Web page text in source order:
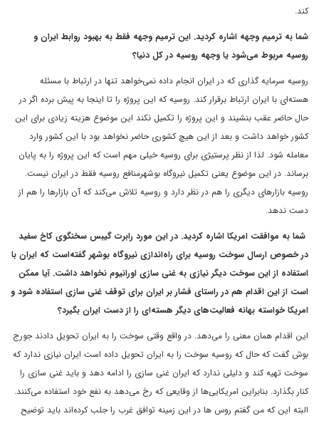
کند.
شما به ترمیم وجهه اشاره کردید. این ترمیم وجهه فقط به بهبود روابط ایران و
روسیه مربوط می‌شود یا وجهه روسیه در کل دنیا؟
روسیه سرمایه گذاری که در ایران انجام داده نمی‌خواهد تنها در ارتباط با مسئله
هسته‌ای با ایران ارتباط برقرار کند. روسیه که این پروژه را تا اینجا به پیش برده اگر در
حال حاضر عقب بنشیند و این پروژه را تکمیل نکند این موضوع هزینه زیادی برای این
کشور خواهد داشت و بعد از این هیچ کشوری حاضر نخواهد بود با این کشور وارد
معامله شود. لذا از نظر پرستیژی برای روسیه خیلی مهم است که این پروژه را به پایان
برساند. در این موضوع یعنی تکمیل نیروگاه بوشهرمنافع روسیه فقط در ایران نیست.
روسیه بازارهای دیگری را هم در نظر دارد و روسیه تلاش می‌کند که آن بازارها را هم از
دست ندهد.
شما به موافقت امریکا اشاره کردید. در این مورد رابرت گیبس سخنگوی کاخ سفید
در خصوص ارسال سوخت روسیه برای راه‌اندازی نیروگاه بوشهر گفته‌است که ایران با
استفاده از این سوخت دیگر نیازی به غنی سازی اورانیوم نخواهد داشت. آیا ممکن
است از این اقدام هم در راستای فشار بر ایران برای توقف غنی سازی استفاده شود و
امریکا خواسته بهانه فعالیت‌های دیگر هسته‌ای را از دست ایران بگیرد؟
این اقدام همان معنی را می‌دهد. در واقع وقتی سوخت را به ایران تحویل دادند جورج
بوش گفت که حال که روسیه سوخت را به ایران تحویل داده است ایران نیازی ندارد که
سوخت تهیه کند و دلیلی ندارد که ایران غنی سازی را ادامه دهد و باید غنی سازی را
کنار بگذارد. بنابراین امریکایی‌ها از وقایعی که رخ می‌دهد به نفع خود استفاده می‌کنند.
البته این که من گفتم روس ها در این زمینه توافق غرب را جلب کرده‌اند باید توضیح